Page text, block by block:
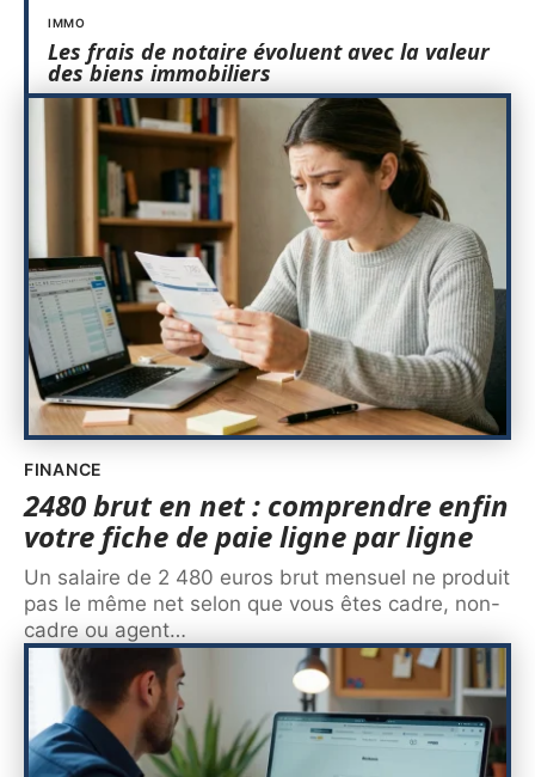
IMMO
Les frais de notaire évoluent avec la valeur
des biens immobiliers
FINANCE
2480 brut en net : comprendre enfin
votre fiche de paie ligne par ligne
Un salaire de 2 480 euros brut mensuel ne produit
pas le même net selon que vous êtes cadre, non-
cadre ou agent…